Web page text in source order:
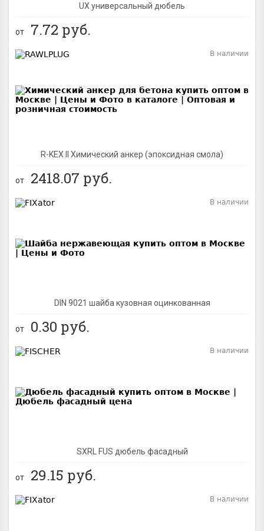
UX универсальный дюбель
от 7.72 руб.
R-KEX II Химический анкер (эпоксидная смола)
В наличии
от 2418.07 руб.
DIN 9021 шайба кузовная оцинкованная
В наличии
от 0.30 руб.
SXRL FUS дюбель фасадный
В наличии
от 29.15 руб.
В наличии